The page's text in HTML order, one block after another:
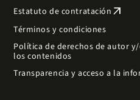
Estatuto de contratación arrow_outward
Términos y condiciones
Política de derechos de autor
los contenidos
Transparencia y acceso a la